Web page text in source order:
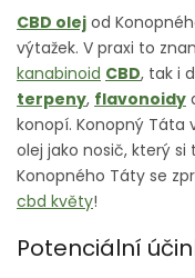
CBD olej od
výtažek. V praxi to
kanabinoid CBD, tak i
terpeny, flavonoidy
konopí. Konopný Táta
olej jako nosič, který
Konopného Táty se
cbd květy!
Potenciální